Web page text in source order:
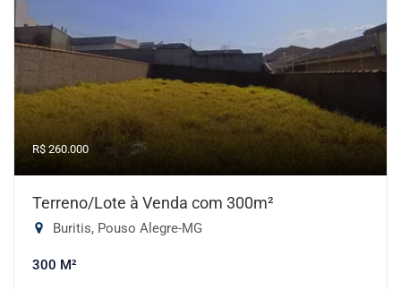
R$ 260.000
Terreno/Lote à Venda com 300m²
Buritis, Pouso Alegre-MG
300 M²